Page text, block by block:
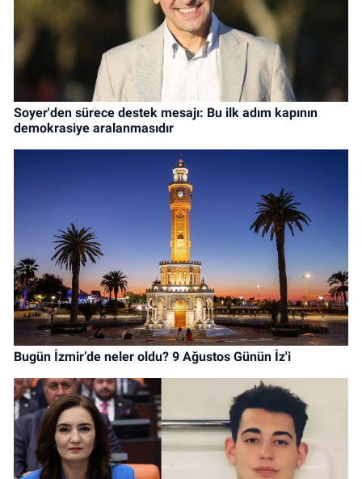
Soyer'den sürece destek mesajı: Bu ilk adım kapının
demokrasiye aralanmasıdır
Bugün İzmir’de neler oldu? 9 Ağustos Günün İz'i